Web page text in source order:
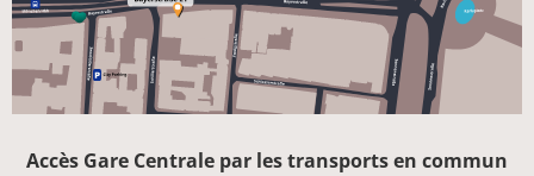
Accès Gare Centrale par les transports en commun